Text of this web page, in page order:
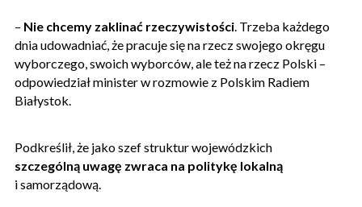
– Nie chcemy zaklinać rzeczywistości . Trzeba każdego
dnia udowadniać, że pracuje się na rzecz swojego okręgu
wyborczego, swoich wyborców, ale też na rzecz Polski –
odpowiedział minister w rozmowie z Polskim Radiem
Białystok.
Podkreślił, że jako szef struktur wojewódzkich
szczególną uwagę zwraca na politykę lokalną
i samorządową.